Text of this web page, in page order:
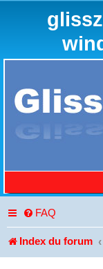
FAQ
Index du forum